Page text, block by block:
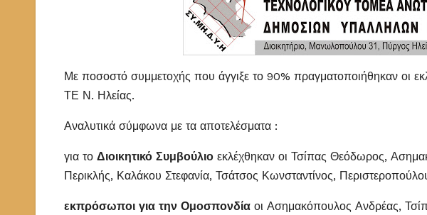
Με ποσοστό συμμετοχής που άγγιξε το 90% πραγματοποιήθηκαν οι
ΤΕ Ν. Ηλείας.
Αναλυτικά σύμφωνα με τα αποτελέσματα :
για το Διοικητικό Συμβούλιο εκλέχθηκαν οι Τσίπας Θεόδωρος,
Περικλής, Καλάκου Στεφανία, Τσάτσος Κωνσταντίνος,
εκπρόσωποι για την Ομοσπονδία οι Ασημακόπουλος Ανδρέας,